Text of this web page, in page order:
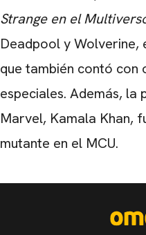
Strange en el
Deadpool y Wolverine,
que también contó con
especiales. Además, la
Marvel, Kamala Khan,
mutante en el MCU.